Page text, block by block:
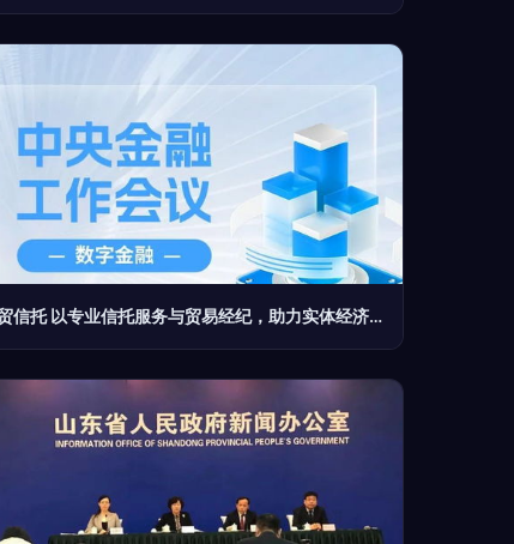
外贸信托 以专业信托服务与贸易经纪，助力实体经济高质量发展